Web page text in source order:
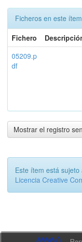
Ficheros en este
Fichero
05209.p
df
Mostrar el registro
Este ítem está
Licencia Creative